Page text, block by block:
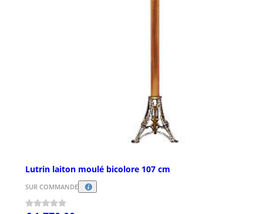
Lutrin laiton moulé bicolore 107 cm
SUR COMMANDE